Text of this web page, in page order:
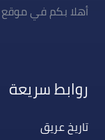
أهلا بكم في
روابط سريعة
تاريخ عريق